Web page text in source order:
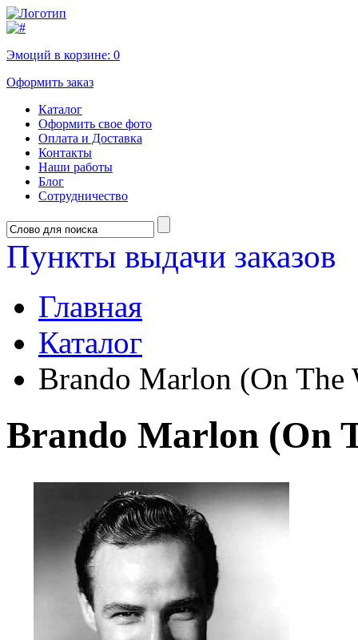
Эмоций в корзине: 0
Оформить заказ
Каталог
Оформить свое фото
Оплата и Доставка
Контакты
Наши работы
Блог
Сотрудничество
Пункты выдачи заказов
Главная
Каталог
Brando Marlon (On The
Brando Marlon (On